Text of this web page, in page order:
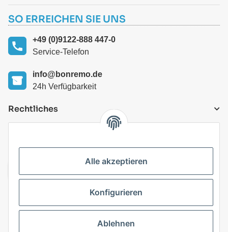
SO ERREICHEN SIE UNS
+49 (0)9122-888 447-0
Service-Telefon
info@bonremo.de
24h Verfügbarkeit
Rechtliches
Alle akzeptieren
Konfigurieren
Ablehnen